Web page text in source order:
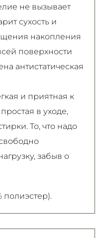
не вызывает
сухость и
накопления
поверхности
антистатическая
и приятная к
в уходе,
То, что надо
забыв о
полиэстер).